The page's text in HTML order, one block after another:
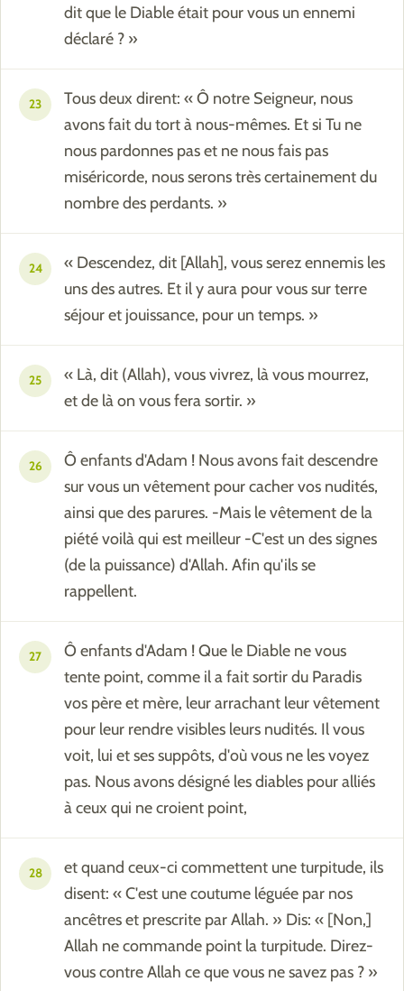
dit que le Diable était pour vous un ennemi
déclaré ? »
23
Tous deux dirent: « Ô notre Seigneur, nous
avons fait du tort à nous-mêmes. Et si Tu ne
nous pardonnes pas et ne nous fais pas
miséricorde, nous serons très certainement du
nombre des perdants. »
24
« Descendez, dit [Allah], vous serez ennemis les
uns des autres. Et il y aura pour vous sur terre
séjour et jouissance, pour un temps. »
25
« Là, dit (Allah), vous vivrez, là vous mourrez,
et de là on vous fera sortir. »
26
Ô enfants d'Adam ! Nous avons fait descendre
sur vous un vêtement pour cacher vos nudités,
ainsi que des parures. -Mais le vêtement de la
piété voilà qui est meilleur -C'est un des signes
(de la puissance) d'Allah. Afin qu'ils se
rappellent.
27
Ô enfants d'Adam ! Que le Diable ne vous
tente point, comme il a fait sortir du Paradis
vos père et mère, leur arrachant leur vêtement
pour leur rendre visibles leurs nudités. Il vous
voit, lui et ses suppôts, d'où vous ne les voyez
pas. Nous avons désigné les diables pour alliés
à ceux qui ne croient point,
28
et quand ceux-ci commettent une turpitude, ils
disent: « C'est une coutume léguée par nos
ancêtres et prescrite par Allah. » Dis: « [Non,]
Allah ne commande point la turpitude. Direz-
vous contre Allah ce que vous ne savez pas ? »